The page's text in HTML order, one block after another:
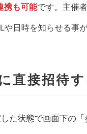
携も可能です。主催
日時を知らせる事が
直接招待
た状態で画面下の